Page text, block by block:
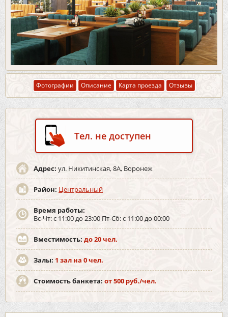
Фотографии Описание Карта проезда Отзывы
Тел. не доступен
Адрес: ул. Никитинская, 8А, Воронеж
Район: Центральный
Время работы:
Вс-Чт: с 11:00 до 23:00 Пт-Сб: с 11:00 до 00:00
Вместимость: до 20 чел.
Залы: 1 зал на 0 чел.
Стоимость банкета: от 500 руб./чел.